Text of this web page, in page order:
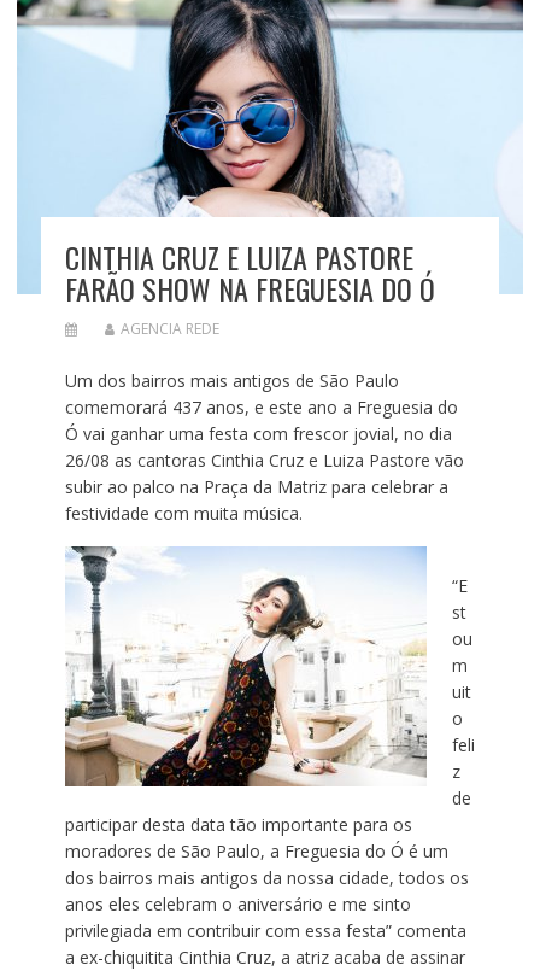
CINTHIA CRUZ E LUIZA PASTORE
FARÃO SHOW NA FREGUESIA DO Ó
AGENCIA REDE
Um dos bairros mais antigos de São Paulo
comemorará 437 anos, e este ano a Freguesia do
Ó vai ganhar uma festa com frescor jovial, no dia
26/08 as cantoras Cinthia Cruz e Luiza Pastore vão
subir ao palco na Praça da Matriz para celebrar a
festividade com muita música.
“E
st
ou
m
uit
o
feli
z
de
participar desta data tão importante para os
moradores de São Paulo, a Freguesia do Ó é um
dos bairros mais antigos da nossa cidade, todos os
anos eles celebram o aniversário e me sinto
privilegiada em contribuir com essa festa” comenta
a ex-chiquitita Cinthia Cruz, a atriz acaba de assinar